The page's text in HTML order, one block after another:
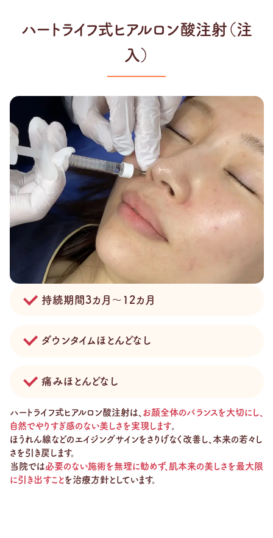
ハートライフ式ヒアルロン酸注射（注
入）
持続期間3カ月～12カ月
ダウンタイムほとんどなし
痛みほとんどなし
ハートライフ式ヒアルロン酸注射は、 お顔全体のバランスを大切にし、
自然でやりすぎ感のない美しさを実現します。
ほうれん線などのエイジングサインをさりげなく改善し、本来の若々し
さを引き戻します。
当院では必要のない施術を無理に勧めず、肌本来の美しさを最大限
に引き出すことを治療方針としています。